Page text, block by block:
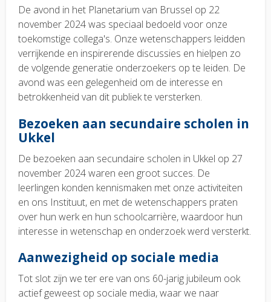
De avond in het Planetarium van Brussel op 22
november 2024 was speciaal bedoeld voor onze
toekomstige collega's. Onze wetenschappers leidden
verrijkende en inspirerende discussies en hielpen zo
de volgende generatie onderzoekers op te leiden. De
avond was een gelegenheid om de interesse en
betrokkenheid van dit publiek te versterken.
Bezoeken aan secundaire scholen in
Ukkel
De bezoeken aan secundaire scholen in Ukkel op 27
november 2024 waren een groot succes. De
leerlingen konden kennismaken met onze activiteiten
en ons Instituut, en met de wetenschappers praten
over hun werk en hun schoolcarrière, waardoor hun
interesse in wetenschap en onderzoek werd versterkt.
Aanwezigheid op sociale media
Tot slot zijn we ter ere van ons 60-jarig jubileum ook
actief geweest op sociale media, waar we naar